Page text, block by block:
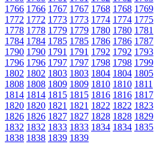
1766 1766 1767 1767 1768 1768 1769
1772 1772 1773 1773 1774 1774 1775
1778 1778 1779 1779 1780 1780 1781
1784 1784 1785 1785 1786 1786 1787
1790 1790 1791 1791 1792 1792 1793
1796 1796 1797 1797 1798 1798 1799
1802 1802 1803 1803 1804 1804 1805
1808 1808 1809 1809 1810 1810 1811
1814 1814 1815 1815 1816 1816 1817
1820 1820 1821 1821 1822 1822 1823
1826 1826 1827 1827 1828 1828 1829
1832 1832 1833 1833 1834 1834 1835
1838 1838 1839 1839